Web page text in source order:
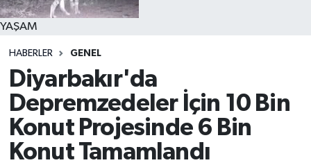
YAŞAM
HABERLER GENEL
Diyarbakır'da
Depremzedeler İçin 10 Bin
Konut Projesinde 6 Bin
Konut Tamamlandı